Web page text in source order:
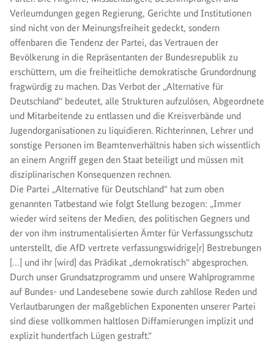
Verleumdungen gegen Regierung, Gerichte und Institutionen
sind nicht von der Meinungsfreiheit gedeckt, sondern
offenbaren die Tendenz der Partei, das Vertrauen der
Bevölkerung in die Repräsentanten der Bundesrepublik zu
erschüttern, um die freiheitliche demokratische Grundordnung
fragwürdig zu machen. Das Verbot der „Alternative für
Deutschland“ bedeutet, alle Strukturen aufzulösen, Abgeordnete
und Mitarbeitende zu entlassen und die Kreisverbände und
Jugendorganisationen zu liquidieren. Richterinnen, Lehrer und
sonstige Personen im Beamtenverhältnis haben sich wissentlich
an einem Angriff gegen den Staat beteiligt und müssen mit
disziplinarischen Konsequenzen rechnen.
Die Partei „Alternative für Deutschland“ hat zum oben
genannten Tatbestand wie folgt Stellung bezogen: „Immer
wieder wird seitens der Medien, des politischen Gegners und
der von ihm instrumentalisierten Ämter für Verfassungsschutz
unterstellt, die AfD vertrete verfassungswidrige[r] Bestrebungen
[…] und ihr [wird] das Prädikat „demokratisch“ abgesprochen.
Durch unser Grundsatzprogramm und unsere Wahlprogramme
auf Bundes- und Landesebene sowie durch zahllose Reden und
Verlautbarungen der maßgeblichen Exponenten unserer Partei
sind diese vollkommen haltlosen Diffamierungen implizit und
explizit hundertfach Lügen gestraft.“